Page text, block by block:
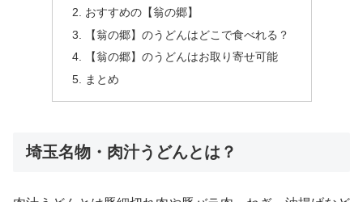
おすすめの【翁の郷】
【翁の郷】のうどんはどこで食べれる？
【翁の郷】のうどんはお取り寄せ可能
まとめ
埼玉名物・肉汁うどんとは？